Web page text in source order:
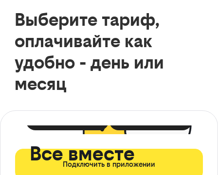
Выберите тариф,
оплачивайте как
удобно - день или
месяц
Все вместе
Подключить в приложении